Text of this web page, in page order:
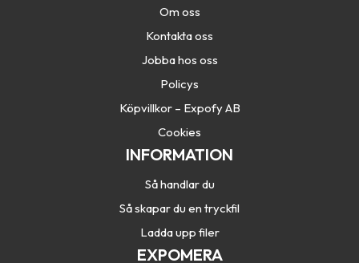
Om oss
Kontakta oss
Jobba hos oss
Policys
Köpvillkor – Expofy AB
Cookies
INFORMATION
Så handlar du
Så skapar du en tryckfil
Ladda upp filer
EXPOMERA